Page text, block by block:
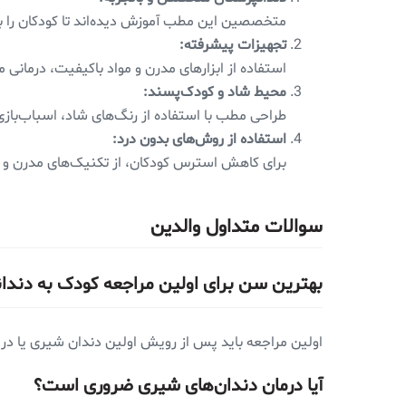
متخصصین این مطب آموزش دیده‌اند تا کودکان را
تجهیزات پیشرفته:
استفاده از ابزارهای مدرن و مواد باکیفیت،
محیط شاد و کودک‌پسند:
طراحی مطب با استفاده از رنگ‌های شاد،
استفاده از روش‌های بدون درد:
برای کاهش استرس کودکان، از تکنیک‌های مدرن
سوالات متداول والدین
بهترین سن برای اولین مراجعه کودک به
اولین مراجعه باید پس از رویش اولین دندان شیری یا
آیا درمان دندان‌های شیری ضروری است؟